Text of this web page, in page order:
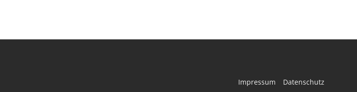
Impressum Datenschutz